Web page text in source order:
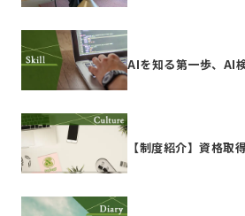
AIを知る第一歩、AI
【制度紹介】資格取